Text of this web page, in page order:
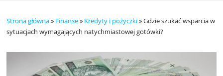
Strona główna» Finanse» Kredyty i pożyczki»Gdzie szukać wsparcia w
sytuacjach wymagających natychmiastowej gotówki?